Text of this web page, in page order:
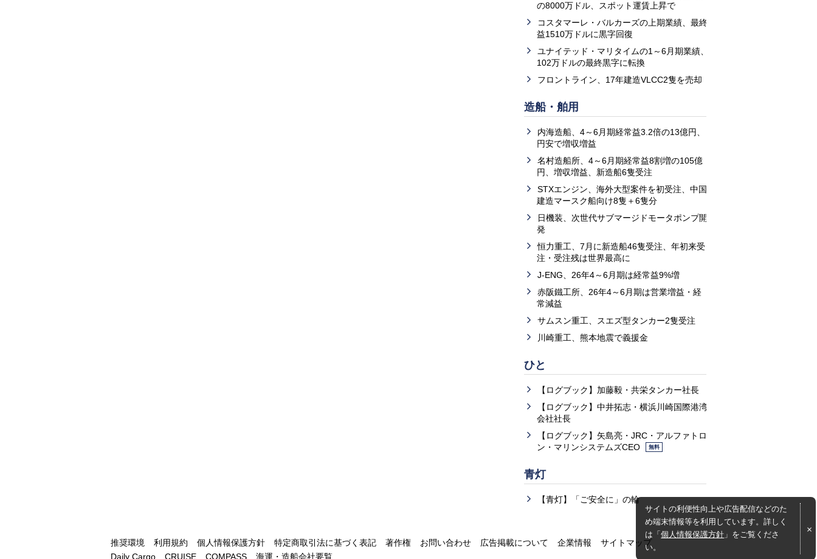
の8000万ドル、スポット運賃上昇で
コスタマーレ・バルカーズの上期業績、最終
益1510万ドルに黒字回復
ユナイテッド・マリタイムの1～6月期業績、
102万ドルの最終黒字に転換
フロントライン、17年建造VLCC2隻を売却
造船・舶用
内海造船、4～6月期経常益3.2倍の13億円、
円安で増収増益
名村造船所、4～6月期経常益8割増の105億
円、増収増益、新造船6隻受注
STXエンジン、海外大型案件を初受注、中国
建造マースク船向け8隻＋6隻分
日機装、次世代サブマージドモータポンプ開
発
恒力重工、7月に新造船46隻受注、年初来受
注・受注残は世界最高に
J-ENG、26年4～6月期は経常益9%増
赤阪鐵工所、26年4～6月期は営業増益・経
常減益
サムスン重工、スエズ型タンカー2隻受注
川崎重工、熊本地震で義援金
ひと
【ログブック】加藤毅・共栄タンカー社長
【ログブック】中井拓志・横浜川崎国際港湾
会社社長
【ログブック】矢島亮・JRC・アルファトロ
ン・マリンシステムズCEO
無料
青灯
【青灯】「ご安全に」の輪
サイトの利便性向上や広告配信などのた
め端末情報等を利用しています。詳しく
は「個人情報保護方針 」をご覧くださ
い。
推奨環境 利用規約 個人情報保護方針 特定商取引法に基づく表記 著作権 お問い合わせ 広告掲載について 企業情報
サイトマップ
Daily Cargo
CRUISE COMPASS 海運・造船会社要覧